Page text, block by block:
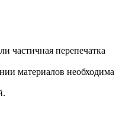
частичная перепечатка
материалов необходима